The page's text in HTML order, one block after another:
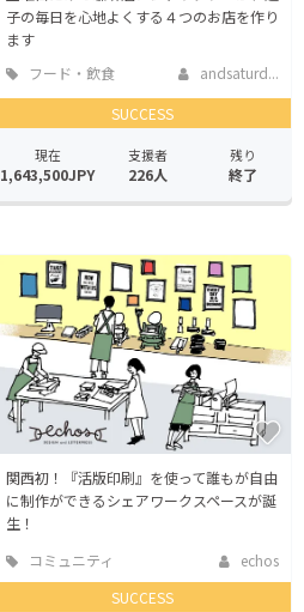
子の毎日を心地よくする４つのお店を作り
ます
フード・飲食
店
andsaturd...
SUCCESS
現在
1,643,500JPY
支援者
226人
残り
終了
関西初！『活版印刷』を使って誰もが自由
に制作ができるシェアワークスペースが誕
生！
コミュニティ
echos
SUCCESS